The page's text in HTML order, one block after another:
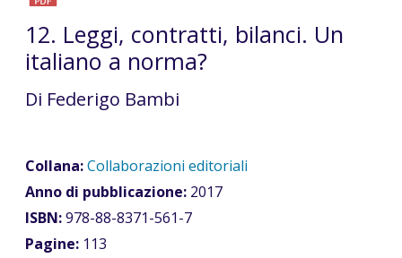
12. Leggi, contratti, bilanci. Un
italiano a norma?
Di Federigo Bambi
Collana:Collaborazioni editoriali
Anno di pubblicazione: 2017
ISBN:978-88-8371-561-7
Pagine: 113